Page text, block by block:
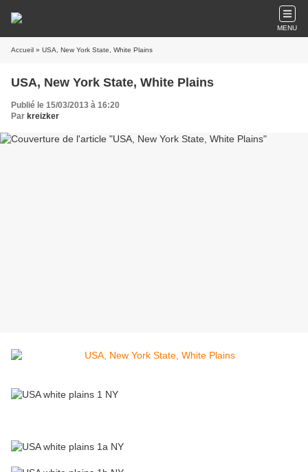
MENU
Accueil » USA, New York State, White Plains
USA, New York State, White Plains
Publié le 15/03/2013 à 16:20
Par kreizker